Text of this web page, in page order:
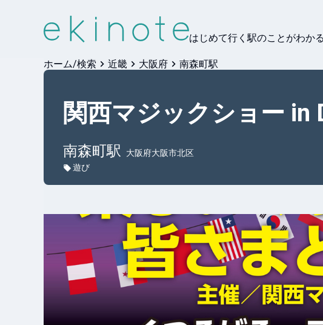
はじめて行く駅のことがわか
ホーム/検索 近畿 大阪府 南森町駅
関西マジックショー in
南森町駅
大阪府大阪市北区
遊び